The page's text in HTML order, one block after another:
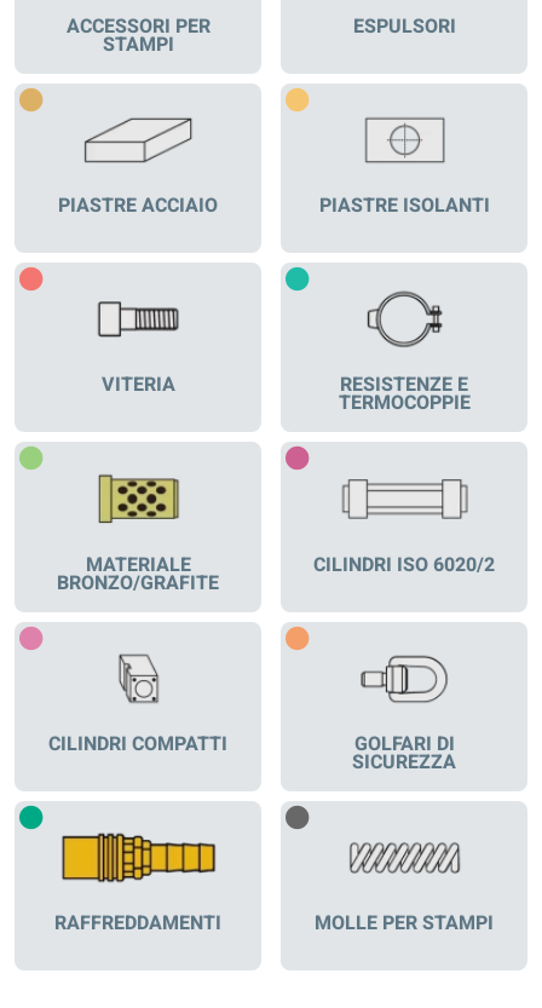
ACCESSORI PER
STAMPI
ESPULSORI
PIASTRE ACCIAIO PIASTRE ISOLANTI
VITERIA RESISTENZE E
TERMOCOPPIE
MATERIALE
BRONZO/GRAFITE
CILINDRI ISO 6020/2
CILINDRI COMPATTI GOLFARI DI
SICUREZZA
RAFFREDDAMENTI MOLLE PER STAMPI